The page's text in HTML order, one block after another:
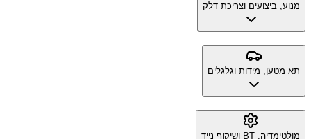
מנוע, ביצועים וצריכת דלק
תא מטען, מידות וגלגלים
מולטימדיה, BT ושיקוף נייד